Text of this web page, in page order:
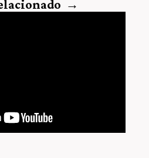
→